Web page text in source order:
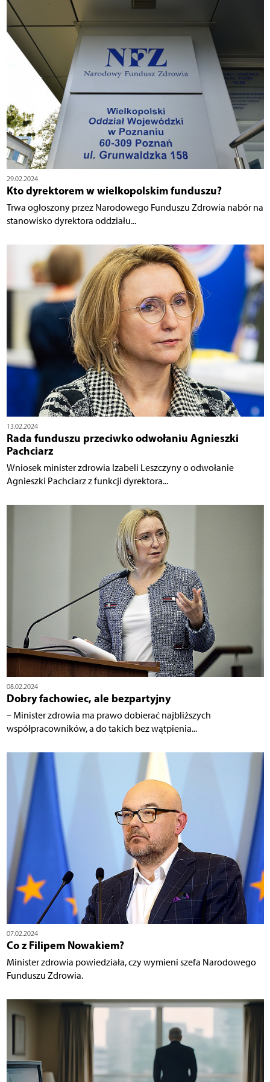
29.02.2024
Kto dyrektorem w wielkopolskim funduszu?
Trwa ogłoszony przez Narodowego Funduszu Zdrowia nabór na
stanowisko dyrektora oddziału...
13.02.2024
Rada funduszu przeciwko odwołaniu Agnieszki
Pachciarz
Wniosek minister zdrowia Izabeli Leszczyny o odwołanie
Agnieszki Pachciarz z funkcji dyrektora...
08.02.2024
Dobry fachowiec, ale bezpartyjny
– Minister zdrowia ma prawo dobierać najbliższych
współpracowników, a do takich bez wątpienia...
07.02.2024
Co z Filipem Nowakiem?
Minister zdrowia powiedziała, czy wymieni szefa Narodowego
Funduszu Zdrowia.